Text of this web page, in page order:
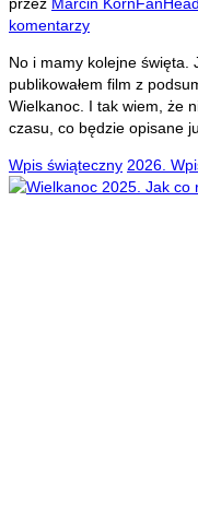
komentarzy
No i mamy kolejne
publikowałem film z
Wielkanoc. I tak wiem, że
czasu, co będzie opisane
Wpis świąteczny 2026.